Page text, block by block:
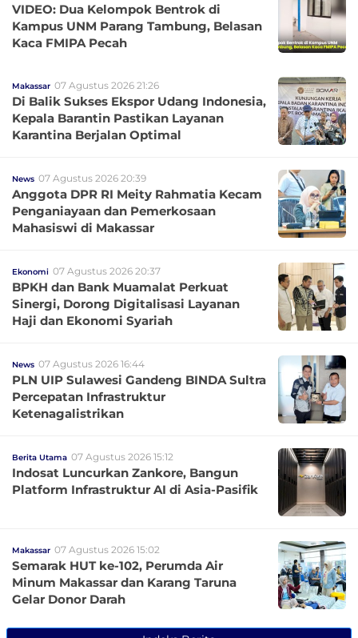
VIDEO: Dua Kelompok Bentrok di
Kampus UNM Parang Tambung, Belasan
Kaca FMIPA Pecah
Makassar 07 Agustus 2026 21:26
Di Balik Sukses Ekspor Udang Indonesia,
Kepala Barantin Pastikan Layanan
Karantina Berjalan Optimal
News 07 Agustus 2026 20:39
Anggota DPR RI Meity Rahmatia Kecam
Penganiayaan dan Pemerkosaan
Mahasiswi di Makassar
Ekonomi 07 Agustus 2026 20:37
BPKH dan Bank Muamalat Perkuat
Sinergi, Dorong Digitalisasi Layanan
Haji dan Ekonomi Syariah
News 07 Agustus 2026 16:44
PLN UIP Sulawesi Gandeng BINDA Sultra
Percepatan Infrastruktur
Ketenagalistrikan
Berita Utama 07 Agustus 2026 15:12
Indosat Luncurkan Zankore, Bangun
Platform Infrastruktur AI di Asia-Pasifik
Makassar 07 Agustus 2026 15:02
Semarak HUT ke-102, Perumda Air
Minum Makassar dan Karang Taruna
Gelar Donor Darah